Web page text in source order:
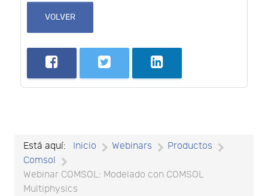
VOLVER
Está aquí: Inicio Webinars
Productos
Comsol
Webinar COMSOL: Modelado con COMSOL
Multiphysics